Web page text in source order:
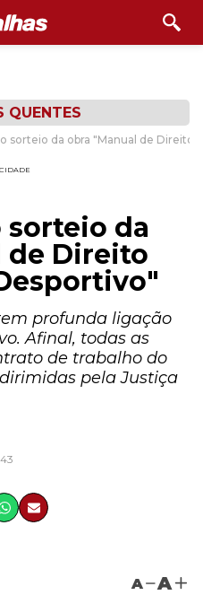
QUENTES
sorteio da obra "Manual de Direito
sorteio da
de Direito
profunda ligação
Afinal, todas as
de trabalho do
pela Justiça
A A